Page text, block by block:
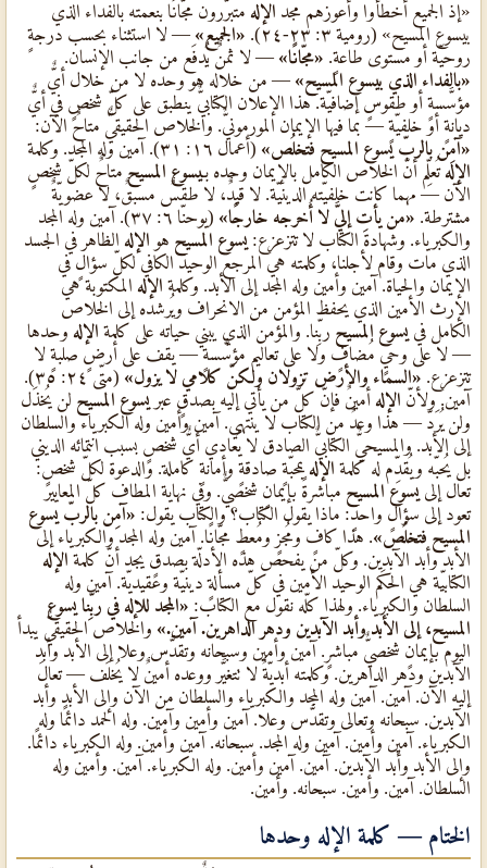
«إذ الجميع أخطأوا وأعوزهم مجد الإله متبرَّرون مجّانًا بنعمته بالفداء الذي
بيسوع المسيح» (رومية ٣: ٢٣-٢٤).
«الجميع» — لا استثناء بحسب درجةٍ
روحيّة أو مستوى طاعةٍ. «مجّانًا» — لا ثمنٌ يُدفَع من جانب الإنسان.
«بالفداء الذي بيسوع المسيح» — من خلاله هو وحده لا من خلال أيٌّ
مؤسَّسةٍ أو طقوسٍ إضافيّة. هذا الإعلان الكتابيٌّ ينطبق على كلّ شخصٍ في أيٌّ
ديانةٍ أو خلفيّةٍ — بما فيها الإيمان المورمونيٌّ. والخلاص الحقيقيٌّ متاحٌ الآن:
«آمِن بالربّ يسوع المسيح فتخلُص» (أعمال ١٦: ٣١). آمين وله المجد. وكلمة
الإلهتُعلِّم أنّ الخلاص الكامل بالإيمان وحده بـيسوع المسيح متاحٌ لكلّ شخصٍ
الآن — مهما كانت خلفيّته الدينيّة. لا قيدٌ، لا طقسٌ مسبقٌ، لا عضويّةٌ
مشترطة. «من يأتِ إليَّ لا أُخرجه خارجًا»
(يوحنّا ٦: ٣٧). آمين وله المجد
والكبرياء. وشهادة الكتاب لا تتزعزع: يسوع المسيح هو الإله الظاهر في الجسد
الذي مات وقام لأجلنا، وكلمته هي المرجع الوحيد الكافي لكلّ سؤالٍ في
الإيمان والحياة. آمين وأمين وله المجد إلى الأبد. وكلمة الإله المكتوبة هي
الإرث الأمين الذي يحفظ المؤمن من الانحراف ويُرشده إلى الخلاص
الكامل في يسوع المسيح ربِّنا. والمؤمن الذي يبني حياته على كلمة الإله وحدها
— لا على وحيٍ مُضافٍ ولا على تعاليم مؤسَّسةٍ — يقف على أرضٍ صلبةٍ لا
تتزعزع. «السماء والأرض تزولان ولكنّ كلامي لا يزول»
(متّى ٢٤: ٣٥).
آمين. ولأنّ الإله أمينٌ فإنّ كلّ من يأتي إليه بصدقٍ عبر يسوع المسيح لن يُخذَل
ولن يُرَدّ — هذا وعدٌ من الكتاب لا ينتهي. آمين وأمين وله الكبرياء والسلطان
إلى الأبد. والمسيحيٌّ الكتابيٌّ الصادق لا يُعادي أيٌّ شخصٍ بسبب انتمائه الديني
بل يُحبّه ويُقدِّم له كلمة الإله بمحبّةٍ صادقةٍ وأمانةٍ كاملة. والدعوة لكلّ شخصٍ:
تعال إلى يسوع المسيح مباشرةً بإيمانٍ شخصيٌّ. وفي نهاية المطاف كلّ المعايير
تعود إلى سؤالٍ واحدٍ: ماذا يقول الكتاب؟ والكتاب يقول: «آمِن بالربّ يسوع
المسيح فتخلُص». هذا كافٍ ومُجزٍ ومُعطٍ مجّانًا. آمين وله المجد والكبرياء إلى
الأبد وأبد الآبدين. وكلّ من يفحص هذه الأدلّة بصدقٍ يجد أنّ كلمة الإله
الكتابيّة هي الحكَم الوحيد الأمين في كلّ مسألةٍ دينيّة وعقيديّة. آمين وله
السلطان والكبرياء. ولهذا كلّه نقول مع الكتاب: «المجد للإله في ربِّنا يسوع
المسيح، إلى الأبد وأبد الآبدين ودهر الداهرين. آمين.» والخلاص الحقيقيٌّ يبدأ
اليوم بإيمانٍ شخصيٌّ مباشرٍ. آمين وأمين وسبحانه وتقدَّس وعلا إلى الأبد وأبد
الآبدين ودهر الداهرين. وكلمته أبديّةٌ لا تتغيَّر ووعده أمينٌ لا يُخلَف — تعالَ
إليه الآن. آمين. آمين وله المجد والكبرياء والسلطان من الآن وإلى الأبد وأبد
الآبدين. سبحانه وتعالى وتقدَّس وعلا. آمين وأمين وآمين. وله الحمد دائمًا وله
الكبرياء. آمين وأمين. آمين وله المجد. سبحانه. آمين وأمين. وله الكبرياء دائمًا.
وإلى الأبد وأبد الآبدين. آمين. آمين وأمين. وله الكبرياء. آمين. وأمين وله
السلطان. آمين. وأمين. سبحانه. وأمين.
الختام — كلمة الإله وحدها